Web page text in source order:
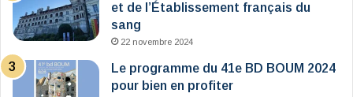
et de l’Établissement français du
sang
22 novembre 2024
Le programme du 41e BD BOUM 2024
pour bien en profiter